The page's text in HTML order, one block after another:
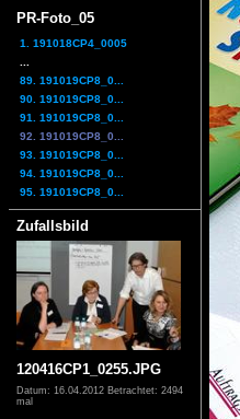
PR-Foto_05
1. 191018CP4_0005
89. 191019CP8_0...
90. 191019CP8_0...
91. 191019CP8_0...
92. 191019CP8_0...
93. 191019CP8_0...
94. 191019CP8_0...
95. 191019CP8_0...
Zufallsbild
120416CP1_0255.JPG
Datum: 16.04.2012 Betrachtet: 2494
mal